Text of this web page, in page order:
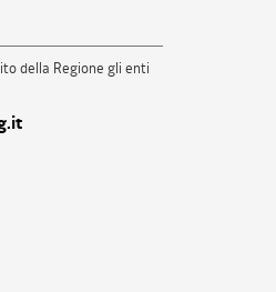
della Regione gli enti